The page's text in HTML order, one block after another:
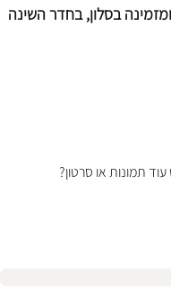
בסלון, בחדר השינה
תמונות או סרטון?